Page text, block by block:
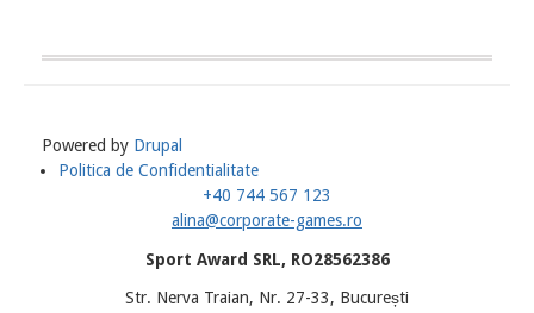
Powered by Drupal
Politica de Confidentialitate
+40 744 567 123
alina@corporate-games.ro
Sport Award SRL, RO28562386
Str. Nerva Traian, Nr. 27-33, București